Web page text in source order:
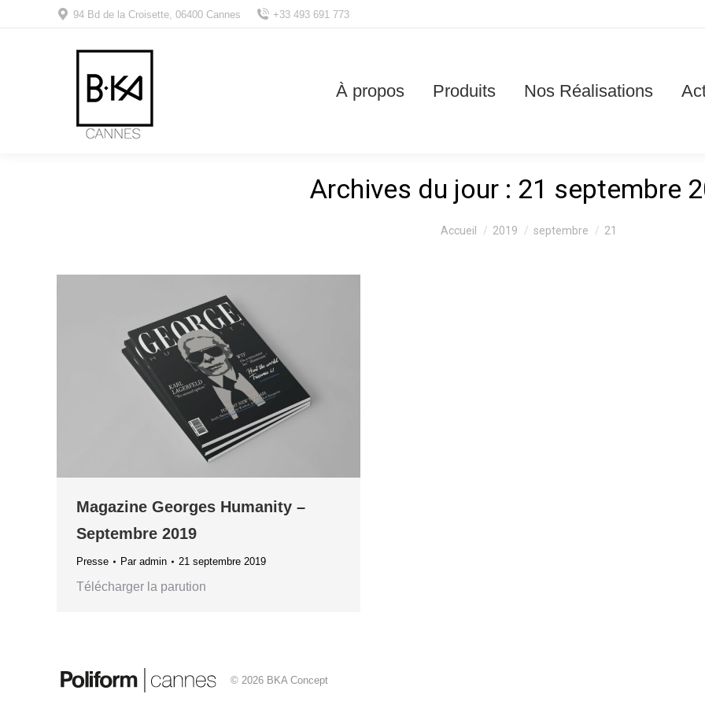
94 Bd de la Croisette, 06400 Cannes +33 493 691 773
À propos Produits Nos Réalisations
Archives du jour : 21 septembre
Vous êtes ici :
Accueil 2019 septembre 21
Magazine Georges Humanity –
Septembre 2019
Presse Par admin 21 septembre 2019
Télécharger la parution
© 2026 BKA Concept